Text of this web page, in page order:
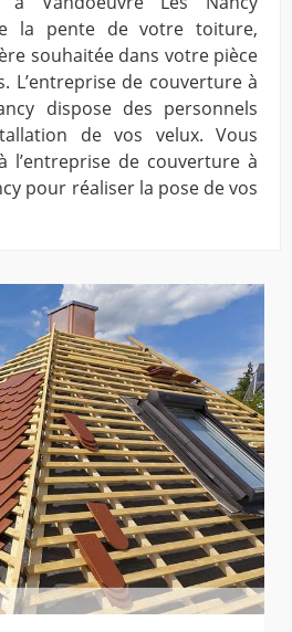
la pente de votre toiture,
souhaitée dans votre pièce
L’entreprise de couverture à
dispose des personnels
de vos velux. Vous
l’entreprise de couverture à
pour réaliser la pose de vos